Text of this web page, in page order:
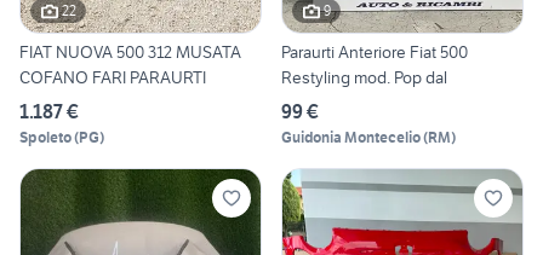
22
FIAT NUOVA 500 312 MUSATA
COFANO FARI PARAURTI
1.187 €
Spoleto(PG)
9
Paraurti Anteriore Fiat 500
Restyling mod. Pop dal
99 €
Guidonia Montecelio(RM)